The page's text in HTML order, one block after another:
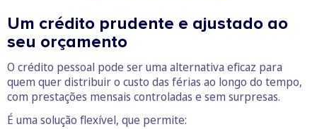
Um crédito prudente e ajustado ao
seu orçamento
O crédito pessoal pode ser uma alternativa eficaz para
quem quer distribuir o custo das férias ao longo do tempo,
com prestações mensais controladas e sem surpresas.
É uma solução flexível, que permite: